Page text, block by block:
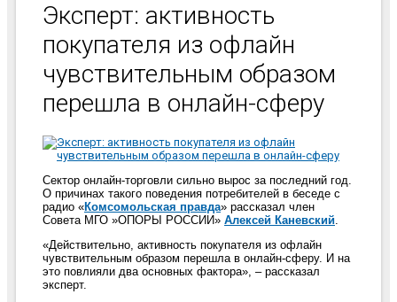
Эксперт: активность
покупателя из офлайн
чувствительным образом
перешла в онлайн-сферу
Сектор онлайн-торговли сильно вырос за последний год.
О причинах такого поведения потребителей в беседе с
радио «Комсомольская правда» рассказал член
Совета МГО »ОПОРЫ РОССИИ» Алексей Каневский.
«Действительно, активность покупателя из офлайн
чувствительным образом перешла в онлайн-сферу. И на
это повлияли два основных фактора», – рассказал
эксперт.